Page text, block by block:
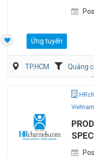
Ứng tuyển
TP.HCM
Quảng
Vietnam